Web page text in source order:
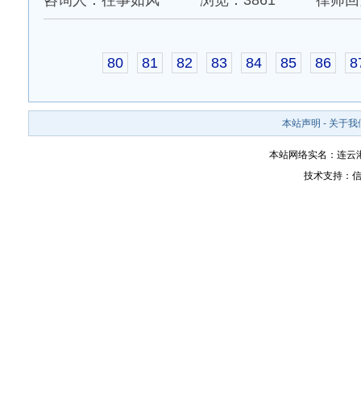
80 81 82 83 84 85 86
本站声明 - 关于我
本站网络实名：连
技术支持：